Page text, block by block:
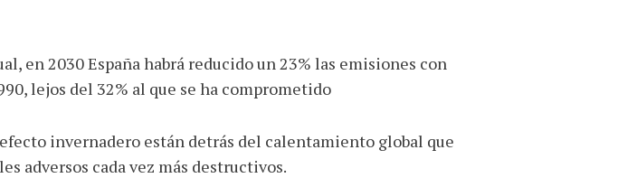
en 2030 España habrá reducido un 23% las emisiones con
lejos del 32% al que se ha comprometido
invernadero están detrás del calentamiento global que
adversos cada vez más destructivos.